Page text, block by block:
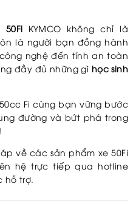
50Fi KYMCO không chỉ là
là người bạn đồng hành
nghệ đến tính an toàn
đầy đủ những gì học sinh
Fi cùng bạn vững bước
đường và bứt phá trong
về các sản phẩm xe 50Fi
hệ trực tiếp qua hotline
hỗ trợ.